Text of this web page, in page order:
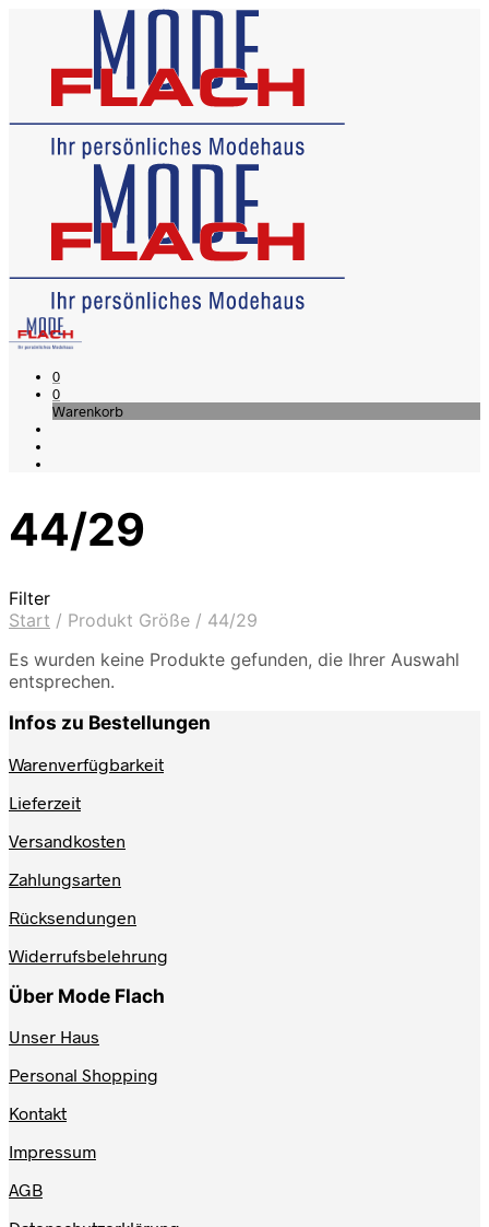
0
0
Warenkorb
44/29
Filter
Start / Produkt Größe / 44/29
Es wurden keine Produkte gefunden, die Ihrer Auswahl
entsprechen.
Infos zu Bestellungen
Warenverfügbarkeit
Lieferzeit
Versandkosten
Zahlungsarten
Rücksendungen
Widerrufsbelehrung
Über Mode Flach
Unser Haus
Personal Shopping
Kontakt
Impressum
AGB